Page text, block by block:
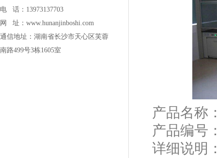
电 话：13973137703
网 址：www.hunanjinboshi.com
通信地址：湖南省长沙市天心区芙蓉
南路499号3栋1605室
产品名称
产品编号
详细说明